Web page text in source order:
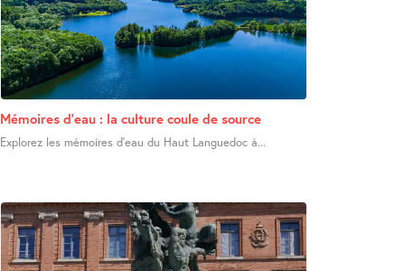
Mémoires d’eau : la culture coule de source
Explorez les mémoires d’eau du Haut Languedoc à...